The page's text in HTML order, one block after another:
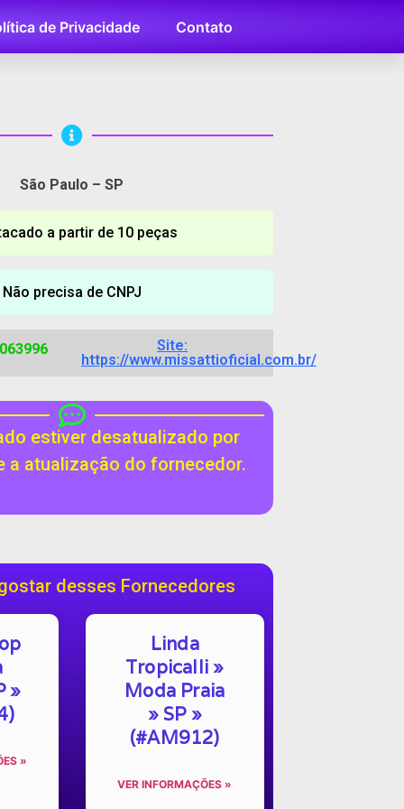
de Privacidade Contato
São Paulo – SP
a partir de 10 peças
Não precisa de CNPJ
Site:
https://www.missattioficial.com.br/
estiver desatualizado por
a atualização do fornecedor.
desses Fornecedores
»
»
Linda
Tropicalli »
Moda Praia
» SP »
(#AM912)
VER INFORMAÇÕES »